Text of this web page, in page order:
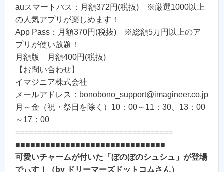
auスマートパス：月額372円(税抜) ※厳選1000以上
の人気アプリが楽しめます！
App Pass：月額370円(税抜) ※総額5万円以上のア
プリが使い放題！
月額版 月額400円(税抜)
【お問い合わせ】
イマジニア株式会社
メールアドレス：bonobono_support@imagineer.co.jp
月～金（祝・祭日を除く）10：00～11：30、13：00
～17：00
===================================
■■■■■■■■■■■■■■■■■■■■■■■■■■■■■■
可愛いチャームが付いた「ぼのぼのシュシュ」が登場
でぃす！（by ドリーマーズドットコムさん）